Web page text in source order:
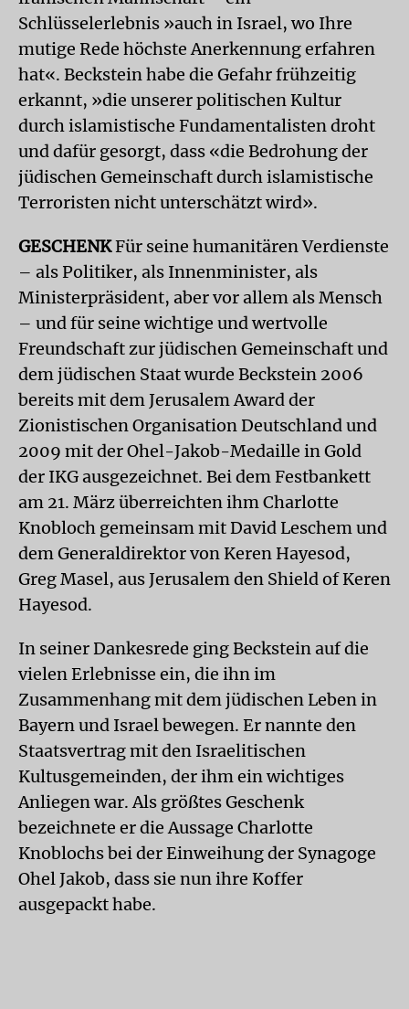
Schlüsselerlebnis »auch in Israel, wo Ihre
mutige Rede höchste Anerkennung erfahren
hat«. Beckstein habe die Gefahr frühzeitig
erkannt, »die unserer politischen Kultur
durch islamistische Fundamentalisten droht
und dafür gesorgt, dass «die Bedrohung der
jüdischen Gemeinschaft durch islamistische
Terroristen nicht unterschätzt wird».
GESCHENKFür seine humanitären Verdienste
– als Politiker, als Innenminister, als
Ministerpräsident, aber vor allem als Mensch
– und für seine wichtige und wertvolle
Freundschaft zur jüdischen Gemeinschaft und
dem jüdischen Staat wurde Beckstein 2006
bereits mit dem Jerusalem Award der
Zionistischen Organisation Deutschland und
2009 mit der Ohel-Jakob-Medaille in Gold
der IKG ausgezeichnet. Bei dem Festbankett
am 21. März überreichten ihm Charlotte
Knobloch gemeinsam mit David Leschem und
dem Generaldirektor von Keren Hayesod,
Greg Masel, aus Jerusalem den Shield of Keren
Hayesod.
In seiner Dankesrede ging Beckstein auf die
vielen Erlebnisse ein, die ihn im
Zusammenhang mit dem jüdischen Leben in
Bayern und Israel bewegen. Er nannte den
Staatsvertrag mit den Israelitischen
Kultusgemeinden, der ihm ein wichtiges
Anliegen war. Als größtes Geschenk
bezeichnete er die Aussage Charlotte
Knoblochs bei der Einweihung der Synagoge
Ohel Jakob, dass sie nun ihre Koffer
ausgepackt habe.